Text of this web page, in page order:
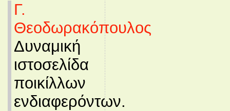
Γ.
Θεοδωρακόπουλος
Δυναμική
ιστοσελίδα
ποικίλλων
ενδιαφερόντων.